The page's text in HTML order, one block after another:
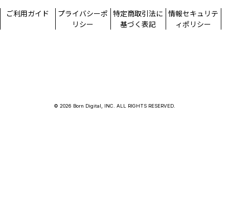
ご利用ガイド
プライバシーポ
リシー
特定商取引法に
基づく表記
情報セキュリテ
ィポリシー
© 2026 Born Digital, INC. ALL RIGHTS RESERVED.